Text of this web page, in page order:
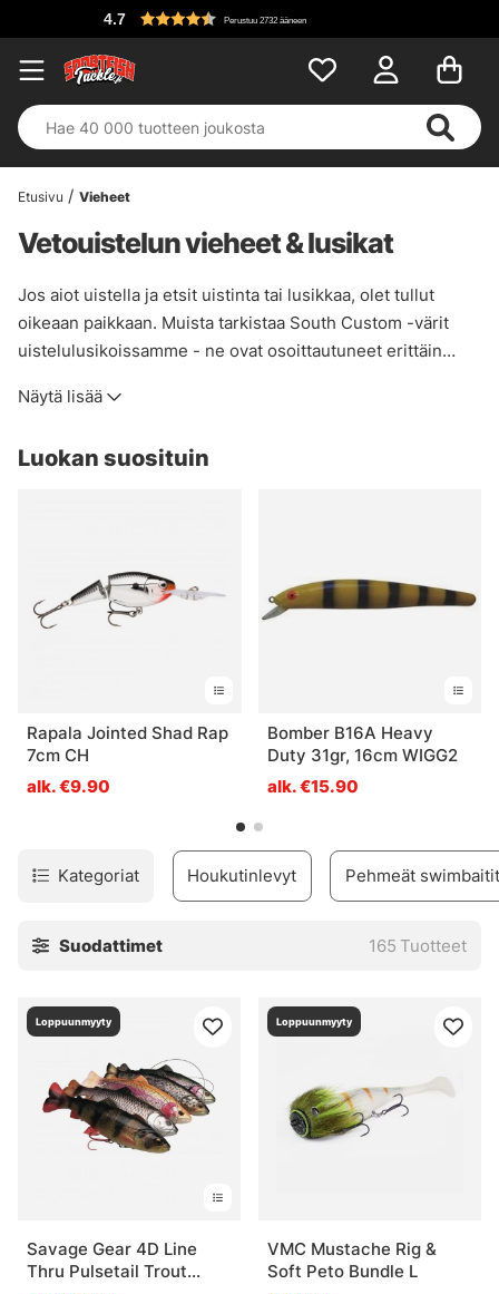
4.7 Perustuu 2732 ääneen
Etusivu Vieheet
Vetouistelun vieheet & lusikat
Jos aiot uistella ja etsit uistinta tai lusikkaa, olet tullut
oikeaan paikkaan. Muista tarkistaa South Custom -värit
uistelulusikoissamme - ne ovat osoittautuneet erittäin
uistelette Vänern- tai Vättern-järvellä tai millä tahansa
uisteluvieheen, varastossamme on myös uistinpäitä,
Näytä lisää
Luokan suosituin
Rapala Jointed Shad Rap
7cm CH
alk. €9.90
Bomber B16A Heavy
Duty 31gr, 16cm WIGG2
alk. €15.90
Kategoriat Houkutinlevyt Pehmeät swimbaitit
Suodattimet 165 Tuotteet
Loppuunmyyty
Savage Gear 4D Line
Thru Pulsetail Trout
Loppuunmyyty
VMC Mustache Rig &
Soft Peto Bundle L